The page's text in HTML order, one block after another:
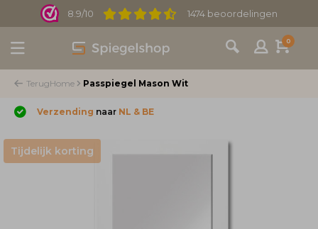
8.9/10 1474 beoordelingen
0
TerugHome Passpiegel Mason Wit
Verzending naar NL & BE
Tijdelijk korting